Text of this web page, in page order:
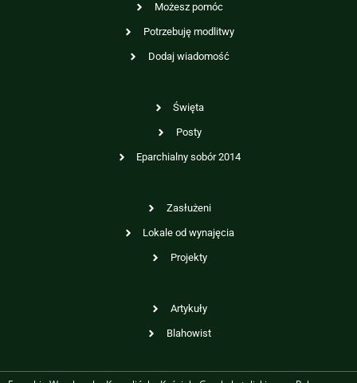
Możesz pomóc
Potrzebuję modlitwy
Dodaj wiadomość
Święta
Posty
Eparchialny sobór 2014
Zasłużeni
Lokale od wynajęcia
Projekty
Artykuły
Blahowist